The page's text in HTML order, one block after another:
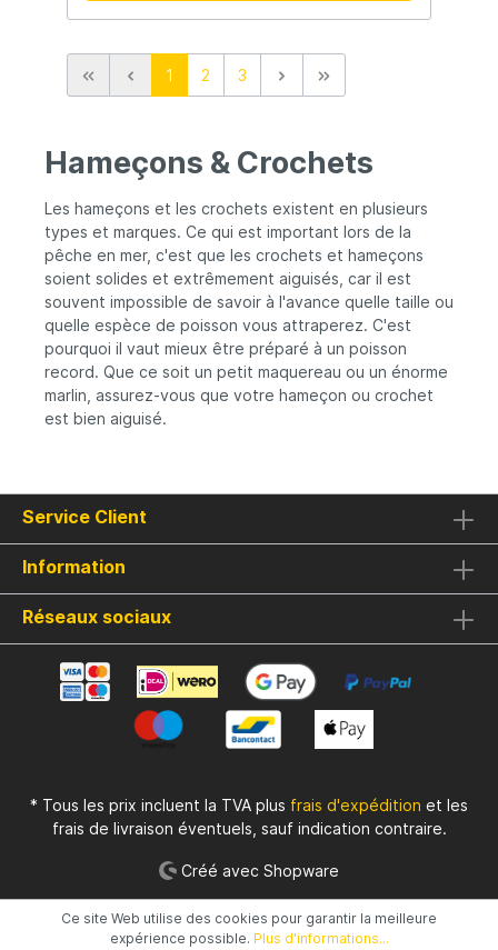
1 2 3
Hameçons & Crochets
Les hameçons et les crochets existent en plusieurs
types et marques. Ce qui est important lors de la
pêche en mer, c'est que les crochets et hameçons
soient solides et extrêmement aiguisés, car il est
souvent impossible de savoir à l'avance quelle taille ou
quelle espèce de poisson vous attraperez. C'est
pourquoi il vaut mieux être préparé à un poisson
record. Que ce soit un petit maquereau ou un énorme
marlin, assurez-vous que votre hameçon ou crochet
est bien aiguisé.
Service Client
Information
Réseaux sociaux
* Tous les prix incluent la TVA plus frais d'expédition et les
frais de livraison éventuels, sauf indication contraire.
Créé avec Shopware
Ce site Web utilise des cookies pour garantir la meilleure
expérience possible. Plus d'informations...